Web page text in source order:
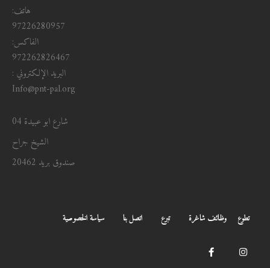
هاتف:
97226280957
الفاكس:
972262826467
البريد الإلكتروني :
Info@pnt-pal.org
شارع ابو عبيدة 04
الشيخ جراح
صندوق بريد 20462
تطوع وظائف شاغرة تبرع اتصل بنا سياسة الخصوصية